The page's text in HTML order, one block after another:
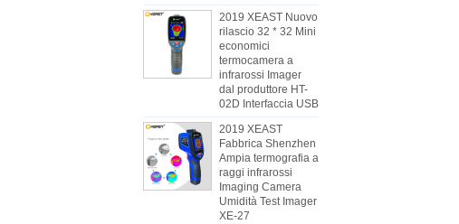
2019 XEAST Nuovo
rilascio 32 * 32 Mini
economici
termocamera a
infrarossi Imager
dal produttore HT-
02D Interfaccia USB
2019 XEAST
Fabbrica Shenzhen
Ampia termografia a
raggi infrarossi
Imaging Camera
Umidità Test Imager
XE-27